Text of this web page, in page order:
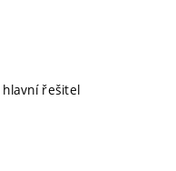
hlavní řešitel